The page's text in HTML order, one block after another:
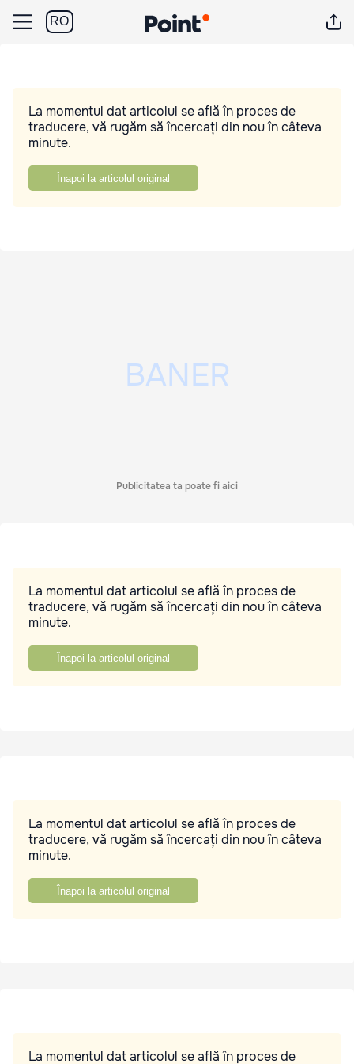
RO
La momentul dat articolul se află în proces de
traducere, vă rugăm să încercați din nou în câteva
minute.
Înapoi la articolul original
Publicitatea ta poate fi aici
La momentul dat articolul se află în proces de
traducere, vă rugăm să încercați din nou în câteva
minute.
Înapoi la articolul original
La momentul dat articolul se află în proces de
traducere, vă rugăm să încercați din nou în câteva
minute.
Înapoi la articolul original
La momentul dat articolul se află în proces de